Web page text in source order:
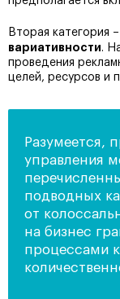
Вторая категория –
вариативности.
проведения
целей, ресурсов и
Разумеется,
управления
подводных
от
на бизнес
процессами